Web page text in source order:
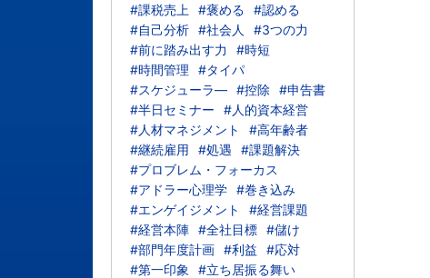
#課税売上
#褒める
#認める
#自己分析 #社会人
#3つの力
#前に踏み出す力
#時短
#時間管理
#タイパ
#スケジューラ― #控除
#申告書
#半日セミナー
#人的資本経営
#人材マネジメント
#高年齢者
#継続雇用
#処遇
#課題解決
#プロブレム・フォーカス
#アドラー心理学 #巻き込み
#エンゲイジメント
#経営課題
#経営本陣 #全社目標 #儲け
#部門年度計画 #利益
#応対
#第一印象
#立ち居振る舞い